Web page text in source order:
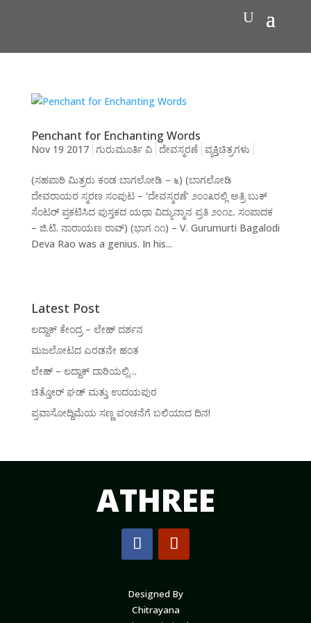
Penchant for Enchanting Words
Nov 19 2017 ಗುರುಮೂರ್ತಿ ವಿ ದೇವಸ್ಮರಣೆ ವ್ಯಕ್ತಿಚಿತ್ರಗಳು
(ಸಹಪಾಠಿ ಮಿತ್ರರು ಕಂಡ ಬಾಗಲೋಡಿ – ೬) (ಬಾಗಲೋಡಿ
ದೇವರಾಯರ ಸ್ಮರಣ ಸಂಪುಟ – ‘ದೇವಸ್ಮರಣೆ’ ೨೦೦೩ರಲ್ಲಿ ಅತ್ರಿ ಬುಕ್
ಸೆಂಟರ್ ಪ್ರಕಟಿಸಿದ ಪುಸ್ತಕದ ಯಥಾ ವಿದ್ಯುನ್ಮಾನ ಪ್ರತಿ ೨೦೧೭. ಸಂಪಾದಕ
– ಜಿ.ಟಿ. ನಾರಾಯಣ ರಾವ್) (ಭಾಗ ೧೧) – V. Gurumurti Bagalodi
Deva Rao was a genius. In his...
Latest Post
ಲದ್ದಾಕ್ ಕೇಂದ್ರ – ಲೇಹ್ ದರ್ಶನ
ಮಜಲೋಟದ ಎರಡನೇ ಹಂತ
ಲೇಹ್ – ಲದ್ದಾಕ್ ದಾರಿಯಲ್ಲಿ…
ಚಿತ್ತೋರ್ ಘಡ್ ಮತ್ತು ಉದಯಪುರ
ಪ್ರವಾಸೋದ್ದಿಮೆಯ ಸಣ್ಣ ವಂಚನೆಗೆ ಬಲಿಯಾದ ದಿನ!
ATHREE
Designed By
Chitrayana